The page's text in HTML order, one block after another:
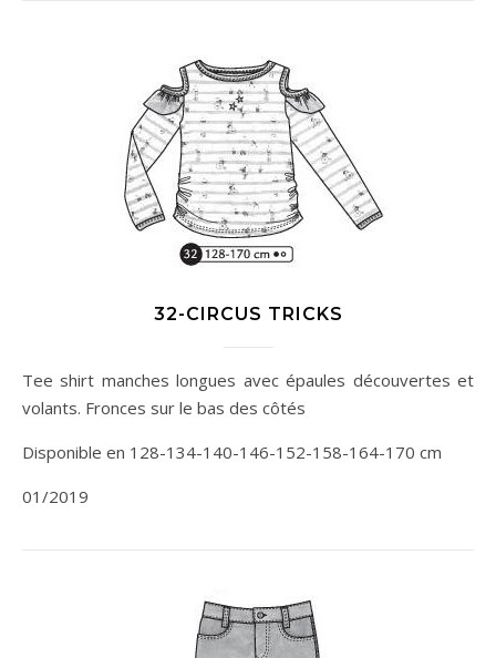
32-CIRCUS TRICKS
Tee shirt manches longues avec épaules découvertes et
volants. Fronces sur le bas des côtés
Disponible en 128-134-140-146-152-158-164-170 cm
01/2019